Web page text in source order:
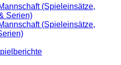
(Spieleinsätze,
Serien)
(Spieleinsätze,